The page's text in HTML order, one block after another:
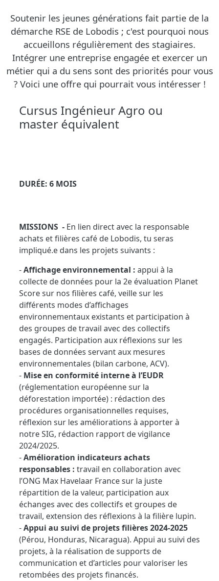
Soutenir les jeunes générations fait partie de la
démarche RSE de Lobodis ; c'est pourquoi nous
accueillons régulièrement des stagiaires.
Intégrer une entreprise engagée et exercer un
métier qui a du sens sont des priorités pour vous
? Voici une offre qui pourrait vous intéresser !
Cursus Ingénieur Agro ou
master équivalent
DURÉE: 6 MOIS
MISSIONS - En lien direct avec la responsable
achats et filières café de Lobodis, tu seras
impliqué.e dans les projets suivants :
-Affichage environnemental : appui à la
collecte de données pour la 2e évaluation Planet
Score sur nos filières café, veille sur les
différents modes d’affichages
environnementaux existants et participation à
des groupes de travail avec des collectifs
engagés. Participation aux réflexions sur les
bases de données servant aux mesures
environnementales (bilan carbone, ACV).
- Mise en conformité interne à l’EUDR
(réglementation européenne sur la
déforestation importée) : rédaction des
procédures organisationnelles requises,
réflexion sur les améliorations à apporter à
notre SIG, rédaction rapport de vigilance
2024/2025.
-Amélioration indicateurs achats
responsables : travail en collaboration avec
l’ONG Max Havelaar France sur la juste
répartition de la valeur, participation aux
échanges avec des collectifs et groupes de
travail, extension des réflexions à la filière lupin.
-Appui au suivi de projets filières 2024-2025
(Pérou, Honduras, Nicaragua). Appui au suivi des
projets, à la réalisation de supports de
communication et d’articles pour valoriser les
retombées des projets financés.